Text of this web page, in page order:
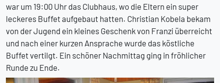
war um 19:00 Uhr das Clubhaus, wo die Eltern ein super
leckeres Buffet aufgebaut hatten. Christian Kobela bekam
von der Jugend ein kleines Geschenk von Franzi überreicht
und nach einer kurzen Ansprache wurde das köstliche
Buffet vertilgt. Ein schöner Nachmittag ging in fröhlicher
Runde zu Ende.